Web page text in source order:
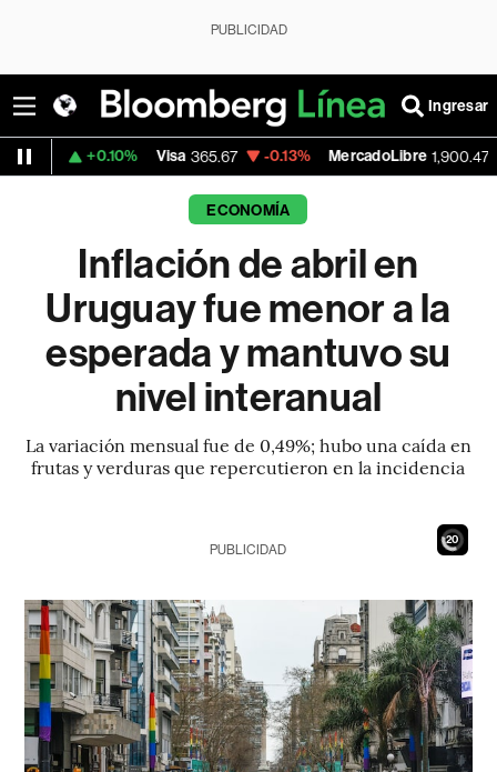
PUBLICIDAD
Ingresar
Visa 365.67 -0.13% MercadoLibre 1,900.47 +1.11%
ECONOMÍA
Inflación de abril en
Uruguay fue menor a la
esperada y mantuvo su
nivel interanual
La variación mensual fue de 0,49%; hubo una caída en
frutas y verduras que repercutieron en la incidencia
18
PUBLICIDAD